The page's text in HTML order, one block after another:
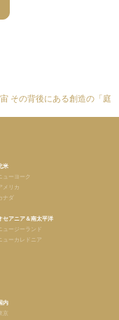
その背後にある創造の「庭」
米
ューヨーク
メリカ
ナダ
セアニア＆南太平洋
ュージーランド
ューカレドニア
内
京